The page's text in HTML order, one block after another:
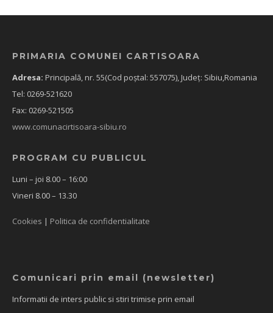
PRIMARIA COMUNEI CARTISOARA
Adresa: Principală, nr. 55(Cod poștal: 557075), Județ: Sibiu,Romania
Tel: 0269-521620
Fax: 0269-521505
www.comunacirtisoara-sibiu.ro
PROGRAM CU PUBLICUL
Luni – joi 8.00 – 16:00
Vineri 8.00 – 13.30
Cookies | Politica de confidentialitate
Comunicari prin email (newsletter)
Informatii de inters public si stiri trimise prin email